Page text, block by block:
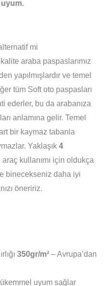
uyum.
mi
araba paspaslarımız
yapılmışlardır ve temel
tüm Soft oto paspasları
ederler, bu da arabanıza
anlamına gelir. Temel
bir kaymaz tabanla
Yaklaşık 4
araç kullanımı için oldukça
binecekseniz daha iyi
öneririz.
350gr/m² – Avrupa’dan
uyum sağlar